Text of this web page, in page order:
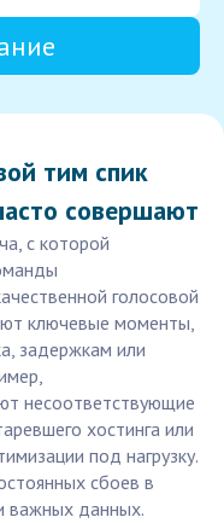
тим спик
совершают
с которой
голосовой
ключевые моменты,
задержкам или
несоответствующие
хостинга или
под нагрузку.
сбоев в
важных данных.